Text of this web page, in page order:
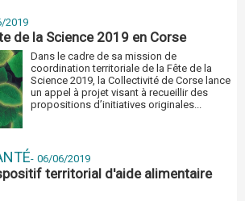
2019
de la Science 2019 en Corse
Dans le cadre de sa mission de
coordination territoriale de la Fête de la
Science 2019, la Collectivité de Corse lance
un appel à projet visant à recueillir des
propositions d’initiatives originales...
- 06/06/2019
territorial d'aide alimentaire